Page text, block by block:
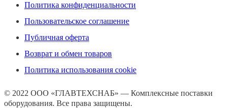
Политика конфиденциальности
Пользовательское соглашение
Публичная оферта
Возврат и обмен товаров
Политика использования cookie
© 2022 ООО «ГЛАВТЕХСНАБ» — Комплексные поставки
оборудования. Все права защищены.